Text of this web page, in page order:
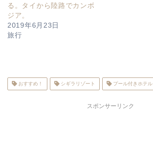
る。タイから陸路でカンボ
ジア。
2019年6月23日
旅行
おすすめ！ シギラリゾート プール付きホテル
スポンサーリンク